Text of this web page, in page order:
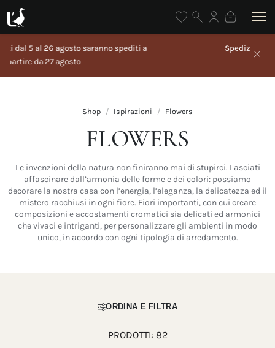
Spedizione gratuita sopra i 100€
Shop Ispirazioni Flowers
FLOWERS
Le invenzioni della natura non finiranno mai di stupirci. Lasciati
affascinare dall’armonia delle forme e dei colori: possiamo
decorare la nostra casa con l’energia, l’eleganza, la delicatezza ed il
mistero racchiusi in ogni fiore. Fiori importanti, con cui creare
composizioni e accostamenti cromatici sia delicati ed armonici
che vivaci e intriganti, per personalizzare gli ambienti in modo
unico, in accordo con ogni tipologia di arredamento.
ORDINA E FILTRA
PRODOTTI: 82